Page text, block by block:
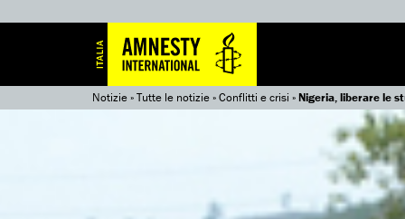
Notizie»Tutte le notizie»Conflitti e crisi »Nigeria, liberare le